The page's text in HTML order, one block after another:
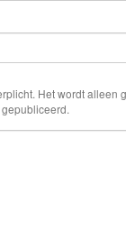
Het wordt alleen